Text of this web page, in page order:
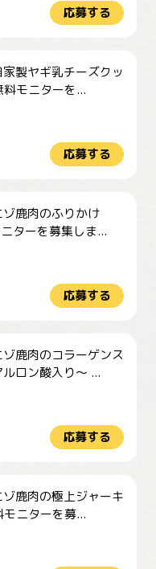
応募する
製ヤギ乳チーズクッ
モニターを...
応募する
鹿肉のふりかけ
ターを募集しま...
応募する
鹿肉のコラーゲンス
ロン酸入り～ ...
応募する
鹿肉の極上ジャーキ
ニターを募...